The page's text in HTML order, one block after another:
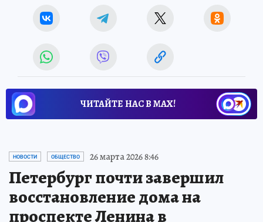
ЧИТАЙТЕ НАС В МАХ!
НОВОСТИ ОБЩЕСТВО 26 марта 2026 8:46
Петербург почти завершил
восстановление дома на
проспекте Ленина в